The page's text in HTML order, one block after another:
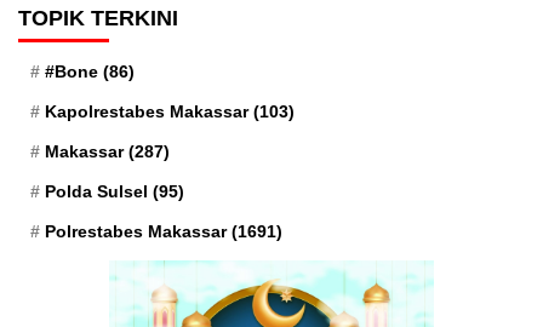
TOPIK TERKINI
#Bone (86)
Kapolrestabes Makassar(103)
Makassar(287)
Polda Sulsel (95)
Polrestabes Makassar(1691)